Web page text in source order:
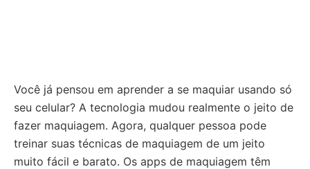
Você já pensou em aprender a se maquiar usando só
seu celular? A tecnologia mudou realmente o jeito de
fazer maquiagem. Agora, qualquer pessoa pode
treinar suas técnicas de maquiagem de um jeito
muito fácil e barato. Os apps de maquiagem têm